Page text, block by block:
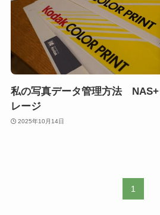
私の写真データ管理方法 NAS+
レージ
2025年10月14日
1